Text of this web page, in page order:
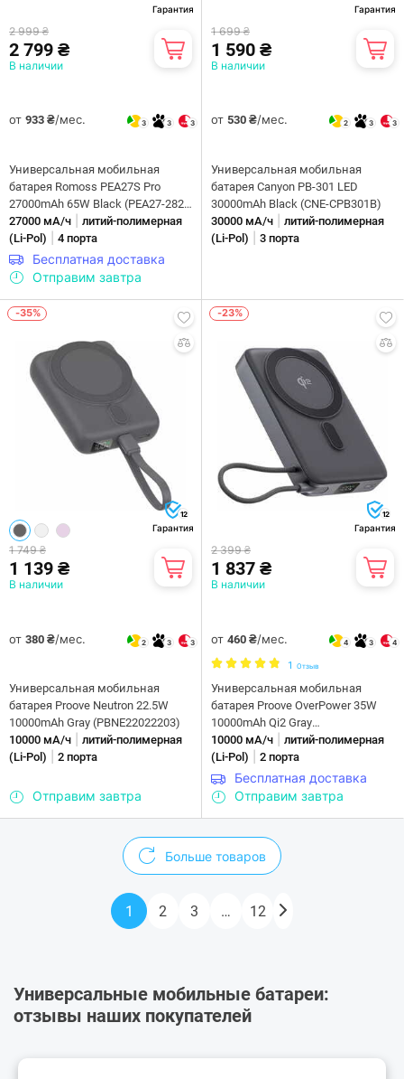
Гарантия
2 999 ₴
2 799 ₴
В наличии
от 933 ₴/мес. 3 3 3
Универсальная мобильная
батарея Romoss PEA27S Pro
27000mAh 65W Black (PEA27-282-
2111H)
27000 мА/ч
литий-полимерная
(Li-Pol)
4 порта
Бесплатная доставка
Отправим завтра
Гарантия
1 699 ₴
1 590 ₴
В наличии
от 530 ₴/мес. 2 3 3
Универсальная мобильная
батарея Canyon PB-301 LED
30000mAh Black (CNE-CPB301B)
30000 мА/ч
литий-полимерная
(Li-Pol)
3 порта
-35%
12
Гарантия
1 749 ₴
1 139 ₴
В наличии
от 380 ₴/мес. 2 3 3
Универсальная мобильная
батарея Proove Neutron 22.5W
10000mAh Gray (PBNE22022203)
10000 мА/ч
литий-полимерная
(Li-Pol)
2 порта
Отправим завтра
-23%
12
Гарантия
2 399 ₴
1 837 ₴
В наличии
от 460 ₴/мес. 4 3 4
1 Отзыв
Универсальная мобильная
батарея Proove OverPower 35W
10000mAh Qi2 Gray
(PBOP35012105)
10000 мА/ч
литий-полимерная
(Li-Pol)
2 порта
Бесплатная доставка
Отправим завтра
Больше товаров
1 2 3 … 12
Универсальные мобильные батареи:
отзывы наших покупателей